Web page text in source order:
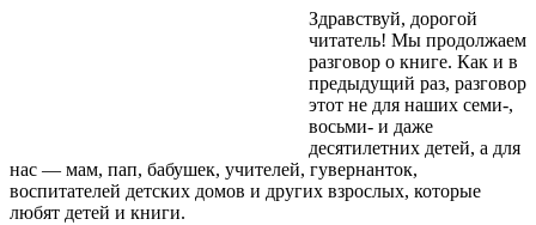
Здравствуй, дорогой
читатель! Мы продолжаем
разговор о книге. Как и в
предыдущий раз, разговор
этот не для наших се­ми-,
восьми- и даже
десятилетних де­тей, а для
нас — мам, пап, бабушек, учите­лей, гувернанток,
воспитателей детских до­мов и других взрослых, которые
любят детей и книги.